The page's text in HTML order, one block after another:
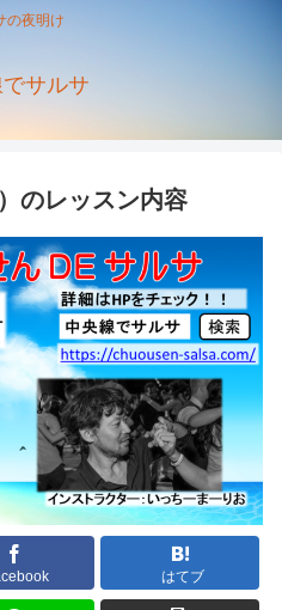
の夜明け
サルサ
のレッスン内容
はてブ